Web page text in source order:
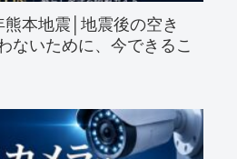
本地震│地震後の空き
ないために、今できるこ